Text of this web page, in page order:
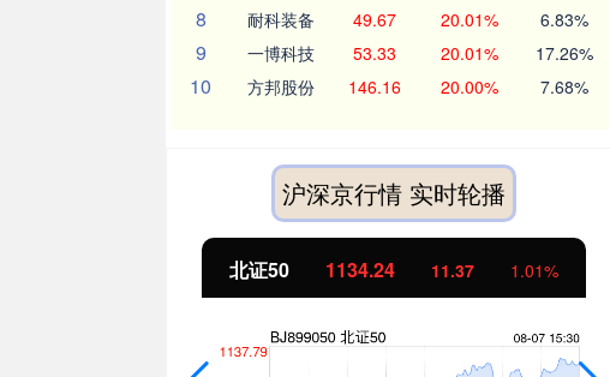
8 耐科装备 49.67 20.01% 6.83%
9 一博科技 53.33 20.01% 17.26%
10 方邦股份 146.16 20.00% 7.68%
沪深京行情 实时轮播
北证50 1134.24 11.37 1.01%